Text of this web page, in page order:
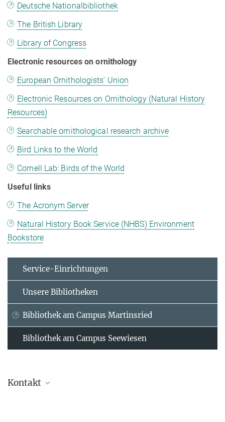
Deutsche Nationalbibliothek
The British Library
Library of Congress
Electronic resources on ornithology
European Ornithologists‘ Union
Electronic Resources on Ornithology (Natural History
Resources)
Searchable ornithological research archive
Bird Links to the World
Cornell Lab: Birds of the World
Useful links
The Acronym Server
Natural History Book Service (NHBS) Environment
Bookstore
Service-Einrichtungen
Unsere Bibliotheken
Bibliothek am Campus Martinsried
Bibliothek am Campus Seewiesen
Kontakt